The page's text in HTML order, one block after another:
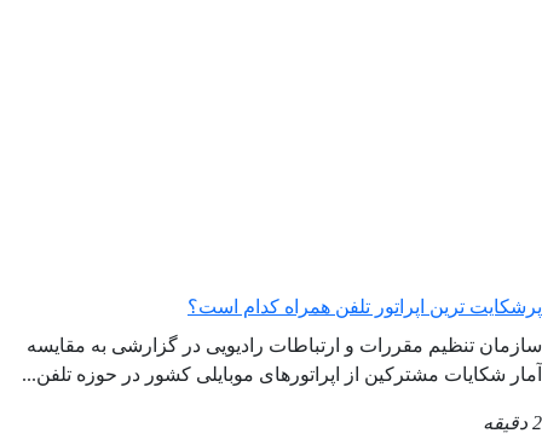
پرشکایت ترین اپراتور تلفن همراه کدام است؟
سازمان تنظیم مقررات و ارتباطات رادیویی در گزارشی به مقایسه
آمار شکایات مشترکین از اپراتورهای موبایلی کشور در حوزه تلفن...
2 دقیقه